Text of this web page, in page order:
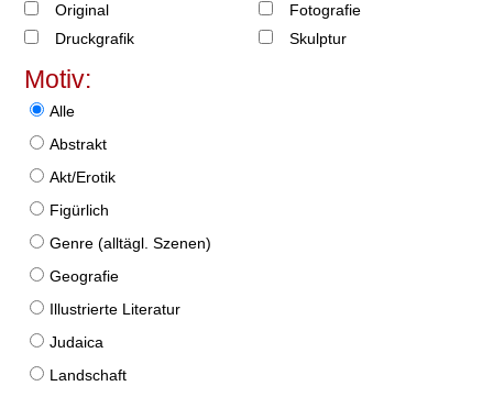
Original
Druckgrafik
Fotografie
Skulptur
Motiv:
Alle
Abstrakt
Akt/Erotik
Figürlich
Genre (alltägl. Szenen)
Geografie
Illustrierte Literatur
Judaica
Landschaft